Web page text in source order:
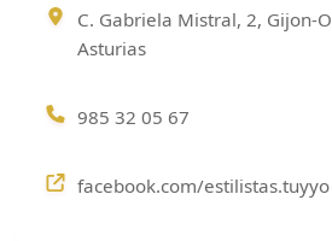
C. Gabriela Mistral, 2, Gijon-
Asturias
985 32 05 67
facebook.com/estilistas.tuyyo